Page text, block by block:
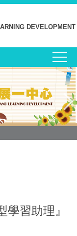
DEVELOPMENT
習助理』